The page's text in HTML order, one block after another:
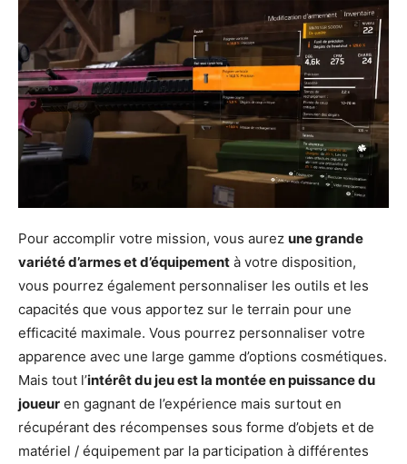
Pour accomplir votre mission, vous aurez une grande
variété d’armes et d’équipement à votre disposition,
vous pourrez également personnaliser les outils et les
capacités que vous apportez sur le terrain pour une
efficacité maximale. Vous pourrez personnaliser votre
apparence avec une large gamme d’options cosmétiques.
Mais tout l’intérêt du jeu est la montée en puissance du
joueur en gagnant de l’expérience mais surtout en
récupérant des récompenses sous forme d’objets et de
matériel / équipement par la participation à différentes